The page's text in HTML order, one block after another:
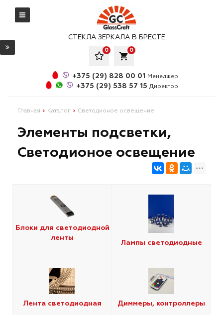
СТЕКЛА ЗЕРКАЛА В БРЕСТЕ
local_grocery_store
0
0
+375 (29) 828 00 01 Менеджер
+375 (29) 538 57 15 Директор
Главная Каталог Светодионое освещение
Элементы подсветки,
Светодионое освещение
Блоки для светодиодной
ленты
Лампы светодиодные
Лента светодиодная Диммеры, контроллеры